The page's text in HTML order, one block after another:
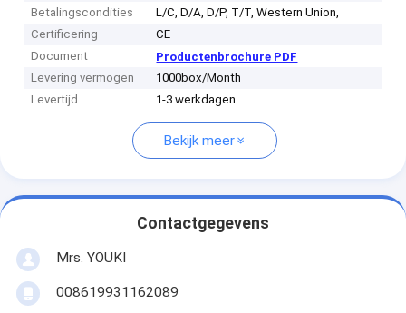
Betalingscondities
L/C, D/A, D/P, T/T, Western Union,
Certificering
CE
Document
Productenbrochure PDF
Levering vermogen
1000box/Month
Levertijd
1-3 werkdagen
Bekijk meer
Contactgegevens
Mrs. YOUKI
008619931162089